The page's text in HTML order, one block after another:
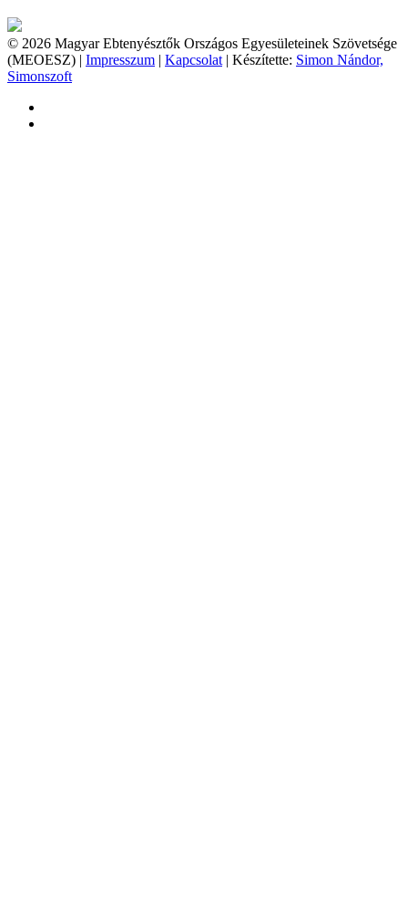
© 2026 Magyar Ebtenyésztők Országos Egyesületeinek Szövetsége
(MEOESZ) | Impresszum | Kapcsolat | Készítette: Simon Nándor,
Simonszoft